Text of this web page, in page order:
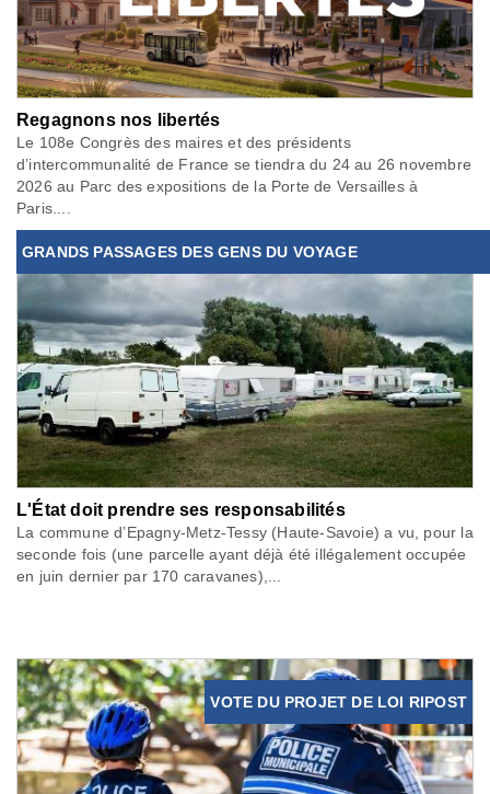
Regagnons nos libertés
Le 108e Congrès des maires et des présidents
d’intercommunalité de France se tiendra du 24 au 26 novembre
2026 au Parc des expositions de la Porte de Versailles à
Paris....
GRANDS PASSAGES DES GENS DU VOYAGE
L'État doit prendre ses responsabilités
La commune d’Epagny-Metz-Tessy (Haute-Savoie) a vu, pour la
seconde fois (une parcelle ayant déjà été illégalement occupée
en juin dernier par 170 caravanes),...
VOTE DU PROJET DE LOI RIPOST